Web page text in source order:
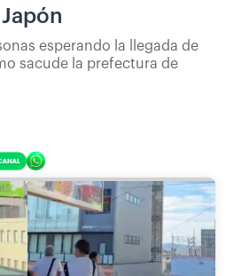
esperando la llegada de
sacude la prefectura de